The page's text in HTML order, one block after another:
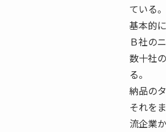
ている。
基本的
Ｂ社の
数十社
る。
納品の
それを
流企業